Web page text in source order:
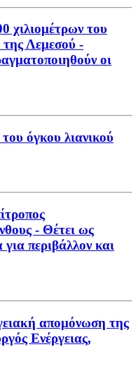
χιλιομέτρων του
της Λεμεσού -
οι
όγκου λιανικού
- Θέτει ως
περιβάλλον και
απομόνωση της
Ενέργειας,